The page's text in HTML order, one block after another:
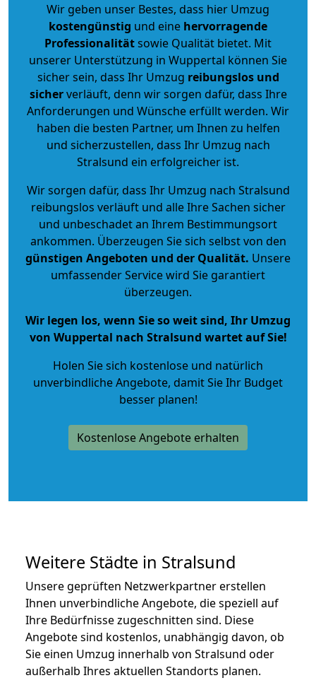
Wir geben unser Bestes, dass hier Umzug
kostengünstig und eine hervorragende
Professionalitätsowie Qualität bietet. Mit
unserer Unterstützung in Wuppertal können Sie
sicher sein, dass Ihr Umzug reibungslos und
sicherverläuft, denn wir sorgen dafür, dass Ihre
Anforderungen und Wünsche erfüllt werden. Wir
haben die besten Partner, um Ihnen zu helfen
und sicherzustellen, dass Ihr Umzug nach
Stralsund ein erfolgreicher ist.
Wir sorgen dafür, dass Ihr Umzug nach Stralsund
reibungslos verläuft und alle Ihre Sachen sicher
und unbeschadet an Ihrem Bestimmungsort
ankommen. Überzeugen Sie sich selbst von den
günstigen Angeboten und der Qualität. Unsere
umfassender Service wird Sie garantiert
überzeugen.
Wir legen los, wenn Sie so weit sind, Ihr Umzug
von Wuppertal nach Stralsund wartet auf Sie!
Holen Sie sich kostenlose und natürlich
unverbindliche Angebote, damit Sie Ihr Budget
besser planen!
Kostenlose Angebote erhalten
Weitere Städte in Stralsund
Unsere geprüften Netzwerkpartner erstellen
Ihnen unverbindliche Angebote, die speziell auf
Ihre Bedürfnisse zugeschnitten sind. Diese
Angebote sind kostenlos, unabhängig davon, ob
Sie einen Umzug innerhalb von Stralsund oder
außerhalb Ihres aktuellen Standorts planen.